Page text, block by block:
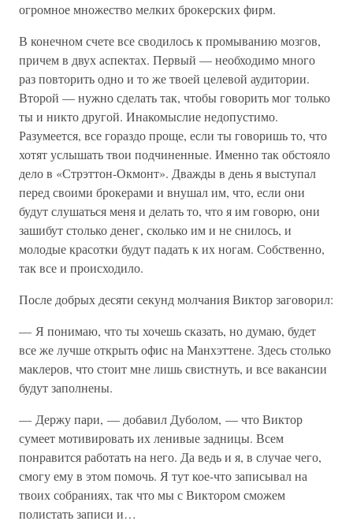
огромное множество мелких брокерских фирм.
В конечном счете все сводилось к промыванию мозгов,
причем в двух аспектах. Первый — необходимо много
раз повторить одно и то же твоей целевой аудитории.
Второй — нужно сделать так, чтобы говорить мог только
ты и никто другой. Инакомыслие недопустимо.
Разумеется, все гораздо проще, если ты говоришь то, что
хотят услышать твои подчиненные. Именно так обстояло
дело в «Стрэттон-Окмонт». Дважды в день я выступал
перед своими брокерами и внушал им, что, если они
будут слушаться меня и делать то, что я им говорю, они
зашибут столько денег, сколько им и не снилось, и
молодые красотки будут падать к их ногам. Собственно,
так все и происходило.
После добрых десяти секунд молчания Виктор заговорил:
— Я понимаю, что ты хочешь сказать, но думаю, будет
все же лучше открыть офис на Манхэттене. Здесь столько
маклеров, что стоит мне лишь свистнуть, и все вакансии
будут заполнены.
— Держу пари, — добавил Дуболом, — что Виктор
сумеет мотивировать их ленивые задницы. Всем
понравится работать на него. Да ведь и я, в случае чего,
смогу ему в этом помочь. Я тут кое-что записывал на
твоих собраниях, так что мы с Виктором сможем
полистать записи и…